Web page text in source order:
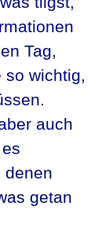
Tag,
so wichtig,
auch
denen
getan